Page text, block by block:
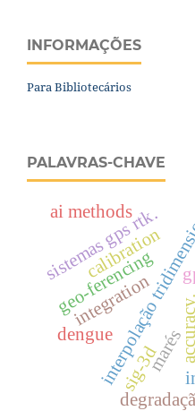
INFORMAÇÕES
Para Bibliotecários
PALAVRAS-CHAVE
marés
interpolação
sig-3d
integration
geo-ferencing
calibration
sistemas gps rtk.
ai methods
dengue